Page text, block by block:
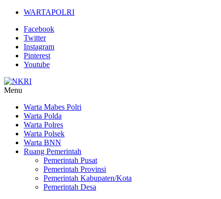
Lompat
konten
WARTAPOLRI
Facebook
Twitter
Instagram
Pinterest
Youtube
Jurnalisme
Positif
Menu
Warta Mabes Polri
Warta Polda
Warta Polres
Warta Polsek
Warta BNN
Ruang Pemerintah
Pemerintah Pusat
Pemerintah Provinsi
Pemerintah Kabupaten/Kota
Pemerintah Desa